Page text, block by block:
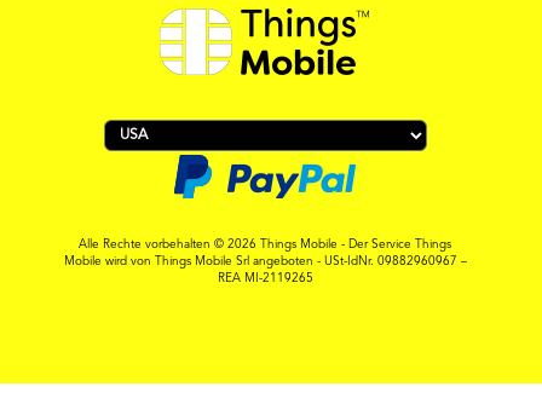
Alle Rechte vorbehalten © 2026 Things Mobile - Der Service Things
Mobile wird von Things Mobile Srl angeboten - USt-IdNr. 09882960967 –
REA MI-2119265